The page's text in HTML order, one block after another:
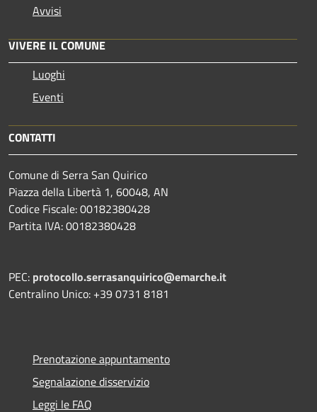
Avvisi
VIVERE IL COMUNE
Luoghi
Eventi
CONTATTI
Comune di Serra San Quirico
Piazza della Libertà 1, 60048, AN
Codice Fiscale: 00182380428
Partita IVA: 00182380428
PEC: protocollo.serrasanquirico@emarche.it
Centralino Unico: +39 0731 8181
Prenotazione appuntamento
Segnalazione disservizio
Leggi le FAQ